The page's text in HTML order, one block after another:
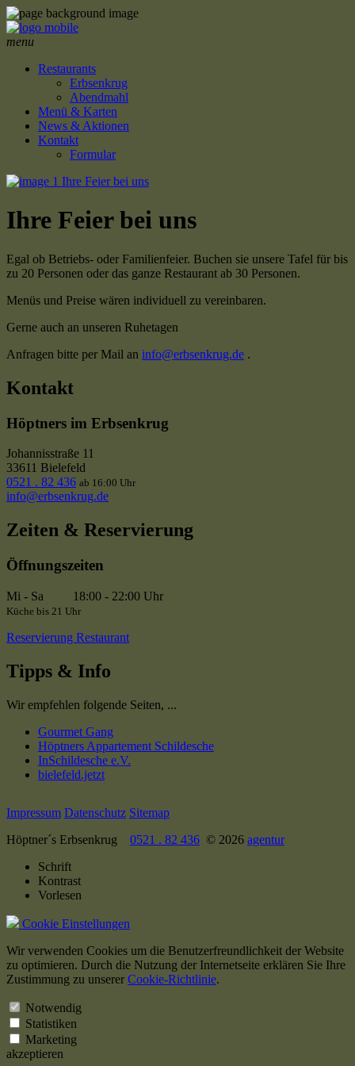
menu
Restaurants
Erbsenkrug
Abendmahl
Menü & Karten
News & Aktionen
Kontakt
Formular
Ihre Feier bei uns
Egal ob Betriebs- oder Familienfeier. Buchen sie unsere Tafel für bis
zu 20 Personen oder das ganze Restaurant ab 30 Personen.
Menüs und Preise wären individuell zu vereinbaren.
Gerne auch an unseren Ruhetagen
Anfragen bitte per Mail an info@erbsenkrug.de .
Kontakt
Höptners im Erbsenkrug
Johannisstraße 11
33611 Bielefeld
0521 . 82 436 ab 16:00 Uhr
info@erbsenkrug.de
Zeiten & Reservierung
Öffnungszeiten
Mi - Sa 18:00 - 22:00 Uhr
Küche bis 21 Uhr
Reservierung Restaurant
Tipps & Info
Wir empfehlen folgende Seiten, ...
Gourmet Gang
Höptners Appartement Schildesche
InSchildesche e.V.
bielefeld.jetzt
Impressum Datenschutz Sitemap
Höptner´s Erbsenkrug
0521 . 82 436 © 2026 agentur
Schrift
Kontrast
Vorlesen
Cookie Einstellungen
Wir verwenden Cookies um die Benutzerfreundlichkeit der Website
zu optimieren. Durch die Nutzung der Internetseite erklären Sie Ihre
Zustimmung zu unserer Cookie-Richtlinie.
Notwendig
Statistiken
Marketing
akzeptieren